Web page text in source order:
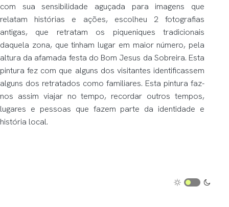
com sua sensibilidade aguçada para imagens que
relatam histórias e ações, escolheu 2 fotografias
antigas, que retratam os piqueniques tradicionais
daquela zona, que tinham lugar em maior número, pela
altura da afamada festa do Bom Jesus da Sobreira. Esta
pintura fez com que alguns dos visitantes identificassem
alguns dos retratados como familiares. Esta pintura faz-
nos assim viajar no tempo, recordar outros tempos,
lugares e pessoas que fazem parte da identidade e
história local.